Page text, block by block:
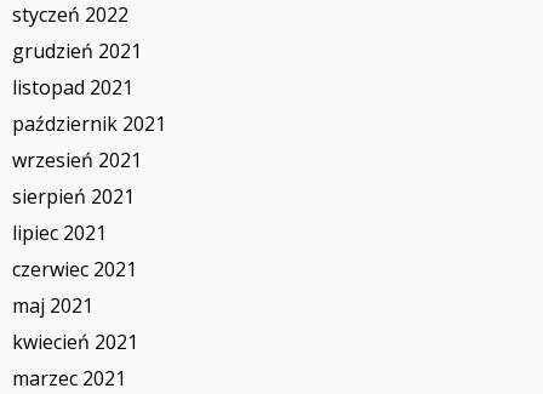
styczeń 2022
grudzień 2021
listopad 2021
październik 2021
wrzesień 2021
sierpień 2021
lipiec 2021
czerwiec 2021
maj 2021
kwiecień 2021
marzec 2021